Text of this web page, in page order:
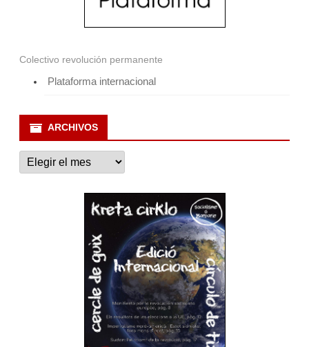
Colectivo revolución permanente
Plataforma internacional
ARCHIVOS
Archivos